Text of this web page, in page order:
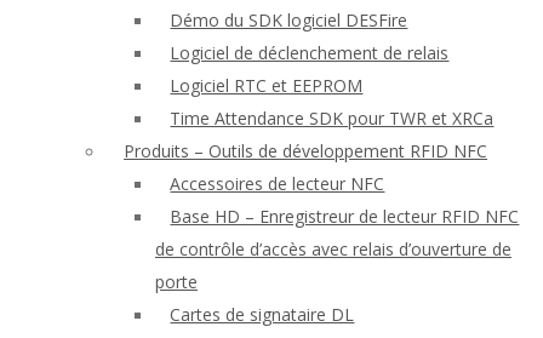
Démo du SDK logiciel DESFire
Logiciel de déclenchement de relais
Logiciel RTC et EEPROM
Time Attendance SDK pour TWR et XRCa
Produits – Outils de développement RFID NFC
Accessoires de lecteur NFC
Base HD – Enregistreur de lecteur RFID NFC
de contrôle d’accès avec relais d’ouverture de
porte
Cartes de signataire DL